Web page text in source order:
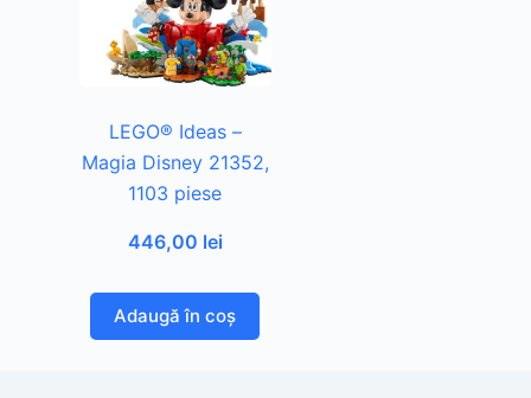
LEGO® Ideas –
Magia Disney 21352,
1103 piese
446,00 lei
Adaugă în coș